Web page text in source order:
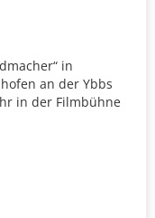
in
an der Ybbs
in der Filmbühne